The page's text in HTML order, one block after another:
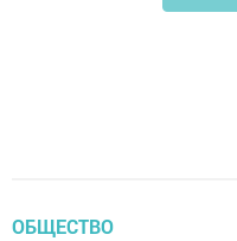
ОБЩЕСТВО